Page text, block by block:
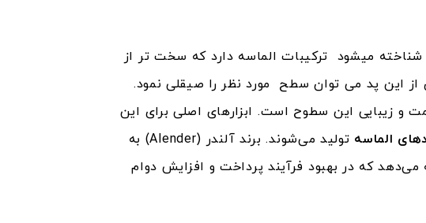
شناخته میشود ترکیبات الماسه دارد که سخت تر از
از این پد می توان سطح مورد نظر را صیقلی نمود.
زیبایی این سطوح است. ابزارهای اصلی برای این
الماسه
تولید می‌شوند. برند آلندر (Alender) به
می‌دهد که در بهبود فرآیند پرداخت و افزایش دوام